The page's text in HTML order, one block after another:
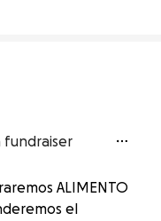
fundraiser
ALIMENTO
el